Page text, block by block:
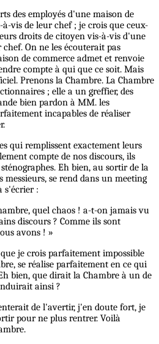
des employés d'une maison de
vis de leur chef ; je crois que ceux-
droits de citoyen vis-à-vis d'une
On ne les écouterait pas
de commerce admet et renvoie
compte à qui que ce soit. Mais
Prenons la Chambre. La Chambre
; elle a un greffier, des
bien pardon à MM. les
incapables de réaliser
qui remplissent exactement leurs
compte de nos discours, ils
Eh bien, au sortir de la
se rend dans un meeting
s'écrier :
quel chaos ! a-t-on jamais vu
discours ? Comme ils sont
avons ! »
je crois parfaitement impossible
se réalise parfaitement en ce qui
bien, que dirait la Chambre à un de
ainsi ?
de l'avertir, j'en doute fort, je
pour ne plus rentrer. Voilà